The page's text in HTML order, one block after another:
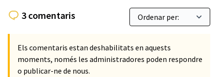
3 comentaris
Els comentaris estan deshabilitats en aquests
moments, només les administradores poden respondre
o publicar-ne de nous.